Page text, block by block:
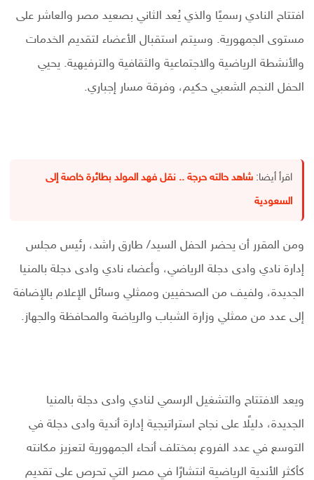
افتتاح النادي رسميًا والذي يُعد الثاني بصعيد مصر والعاشر على
مستوى الجمهورية. وسيتم استقبال الأعضاء لتقديم الخدمات
والأنشطة الرياضية والاجتماعية والثقافية والترفيهية. يحيي
الحفل النجم الشعبي حكيم، وفرقة مسار إجباري.
اقرأ أيضا: شاهد حالته حرجة .. نقل فهد المولد بطائرة خاصة إلى
السعودية
ومن المقرر أن يحضر الحفل السيد/ طارق راشد، رئيس مجلس
إدارة نادي وادى دجلة الرياضي، وأعضاء نادي وادى دجلة بالمنيا
الجديدة، ولفيف من الصحفيين وممثلي وسائل الإعلام بالإضافة
إلى عدد من ممثلي وزارة الشباب والرياضة والمحافظة والجهاز.
ويعد الافتتاح والتشغيل الرسمي لنادي وادى دجلة بالمنيا
الجديدة، دليلًا على نجاح استراتيجية إدارة أندية وادى دجلة في
التوسع في عدد الفروع بمختلف أنحاء الجمهورية لتعزيز مكانته
كأكثر الأندية الرياضية انتشارًا في مصر التي تحرص على تقديم